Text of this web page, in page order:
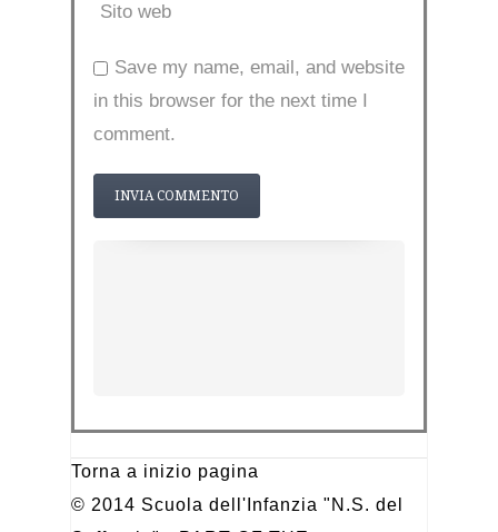
Sito web
Save my name, email, and website
in this browser for the next time I
comment.
Torna a inizio pagina
© 2014 Scuola dell'Infanzia "N.S. del